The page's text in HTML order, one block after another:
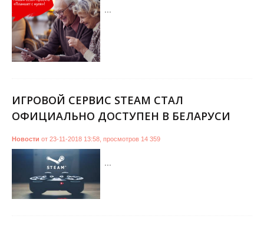
ИГРОВОЙ СЕРВИС STEAM СТАЛ
ОФИЦИАЛЬНО ДОСТУПЕН В БЕЛАРУСИ
Новости от 23-11-2018 13:58 просмотров 14 359